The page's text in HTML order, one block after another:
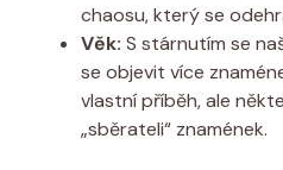
chaosu, který se
Věk: S stárnutím se
se objevit více
vlastní příběh, ale
„sběrateli“ znamének.